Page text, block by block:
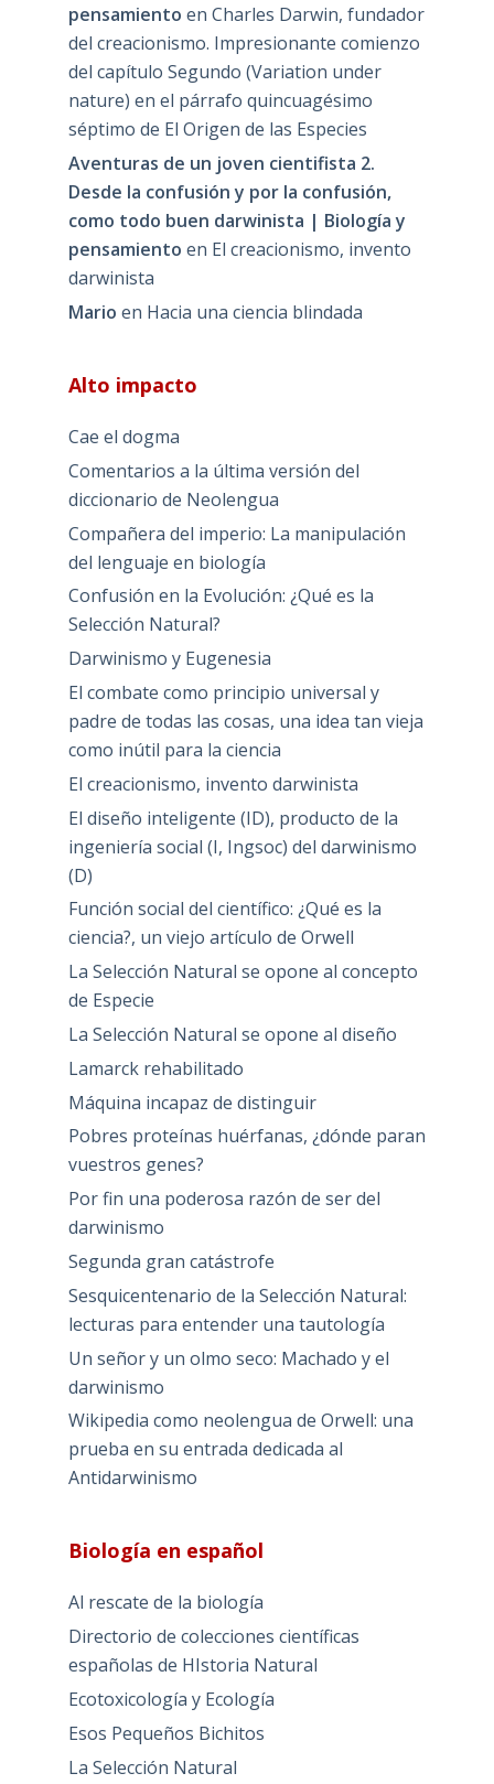
pensamiento en Charles Darwin, fundador
del creacionismo. Impresionante comienzo
del capítulo Segundo (Variation under
nature) en el párrafo quincuagésimo
séptimo de El Origen de las Especies
Aventuras de un joven cientifista 2.
Desde la confusión y por la confusión,
como todo buen darwinista | Biología y
pensamiento en El creacionismo, invento
darwinista
Mario en Hacia una ciencia blindada
Alto impacto
Cae el dogma
Comentarios a la última versión del
diccionario de Neolengua
Compañera del imperio: La manipulación
del lenguaje en biología
Confusión en la Evolución: ¿Qué es la
Selección Natural?
Darwinismo y Eugenesia
El combate como principio universal y
padre de todas las cosas, una idea tan vieja
como inútil para la ciencia
El creacionismo, invento darwinista
El diseño inteligente (ID), producto de la
ingeniería social (I, Ingsoc) del darwinismo
(D)
Función social del científico: ¿Qué es la
ciencia?, un viejo artículo de Orwell
La Selección Natural se opone al concepto
de Especie
La Selección Natural se opone al diseño
Lamarck rehabilitado
Máquina incapaz de distinguir
Pobres proteínas huérfanas, ¿dónde paran
vuestros genes?
Por fin una poderosa razón de ser del
darwinismo
Segunda gran catástrofe
Sesquicentenario de la Selección Natural:
lecturas para entender una tautología
Un señor y un olmo seco: Machado y el
darwinismo
Wikipedia como neolengua de Orwell: una
prueba en su entrada dedicada al
Antidarwinismo
Biología en español
Al rescate de la biología
Directorio de colecciones científicas
españolas de HIstoria Natural
Ecotoxicología y Ecología
Esos Pequeños Bichitos
La Selección Natural